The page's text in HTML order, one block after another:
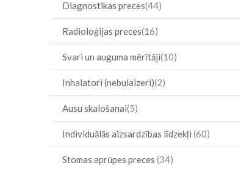
Diagnostikas preces 44
Radioloģijas preces 16
Svari un auguma mērītāji 10
Inhalatori (nebulaizeri) 2
Ausu skalošanai 5
Individuālās aizsardzības līdzekļi 60
Stomas aprūpes preces 34